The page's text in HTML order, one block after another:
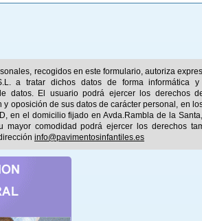
recogidos en este formulario, autoriza
a tratar dichos datos de forma informática y
datos. El usuario podrá ejercer los derechos
y oposición de sus datos de carácter personal, en
en el domicilio fijado en Avda.Rambla de la
mayor comodidad podrá ejercer los derechos
info@pavimentosinfantiles.es